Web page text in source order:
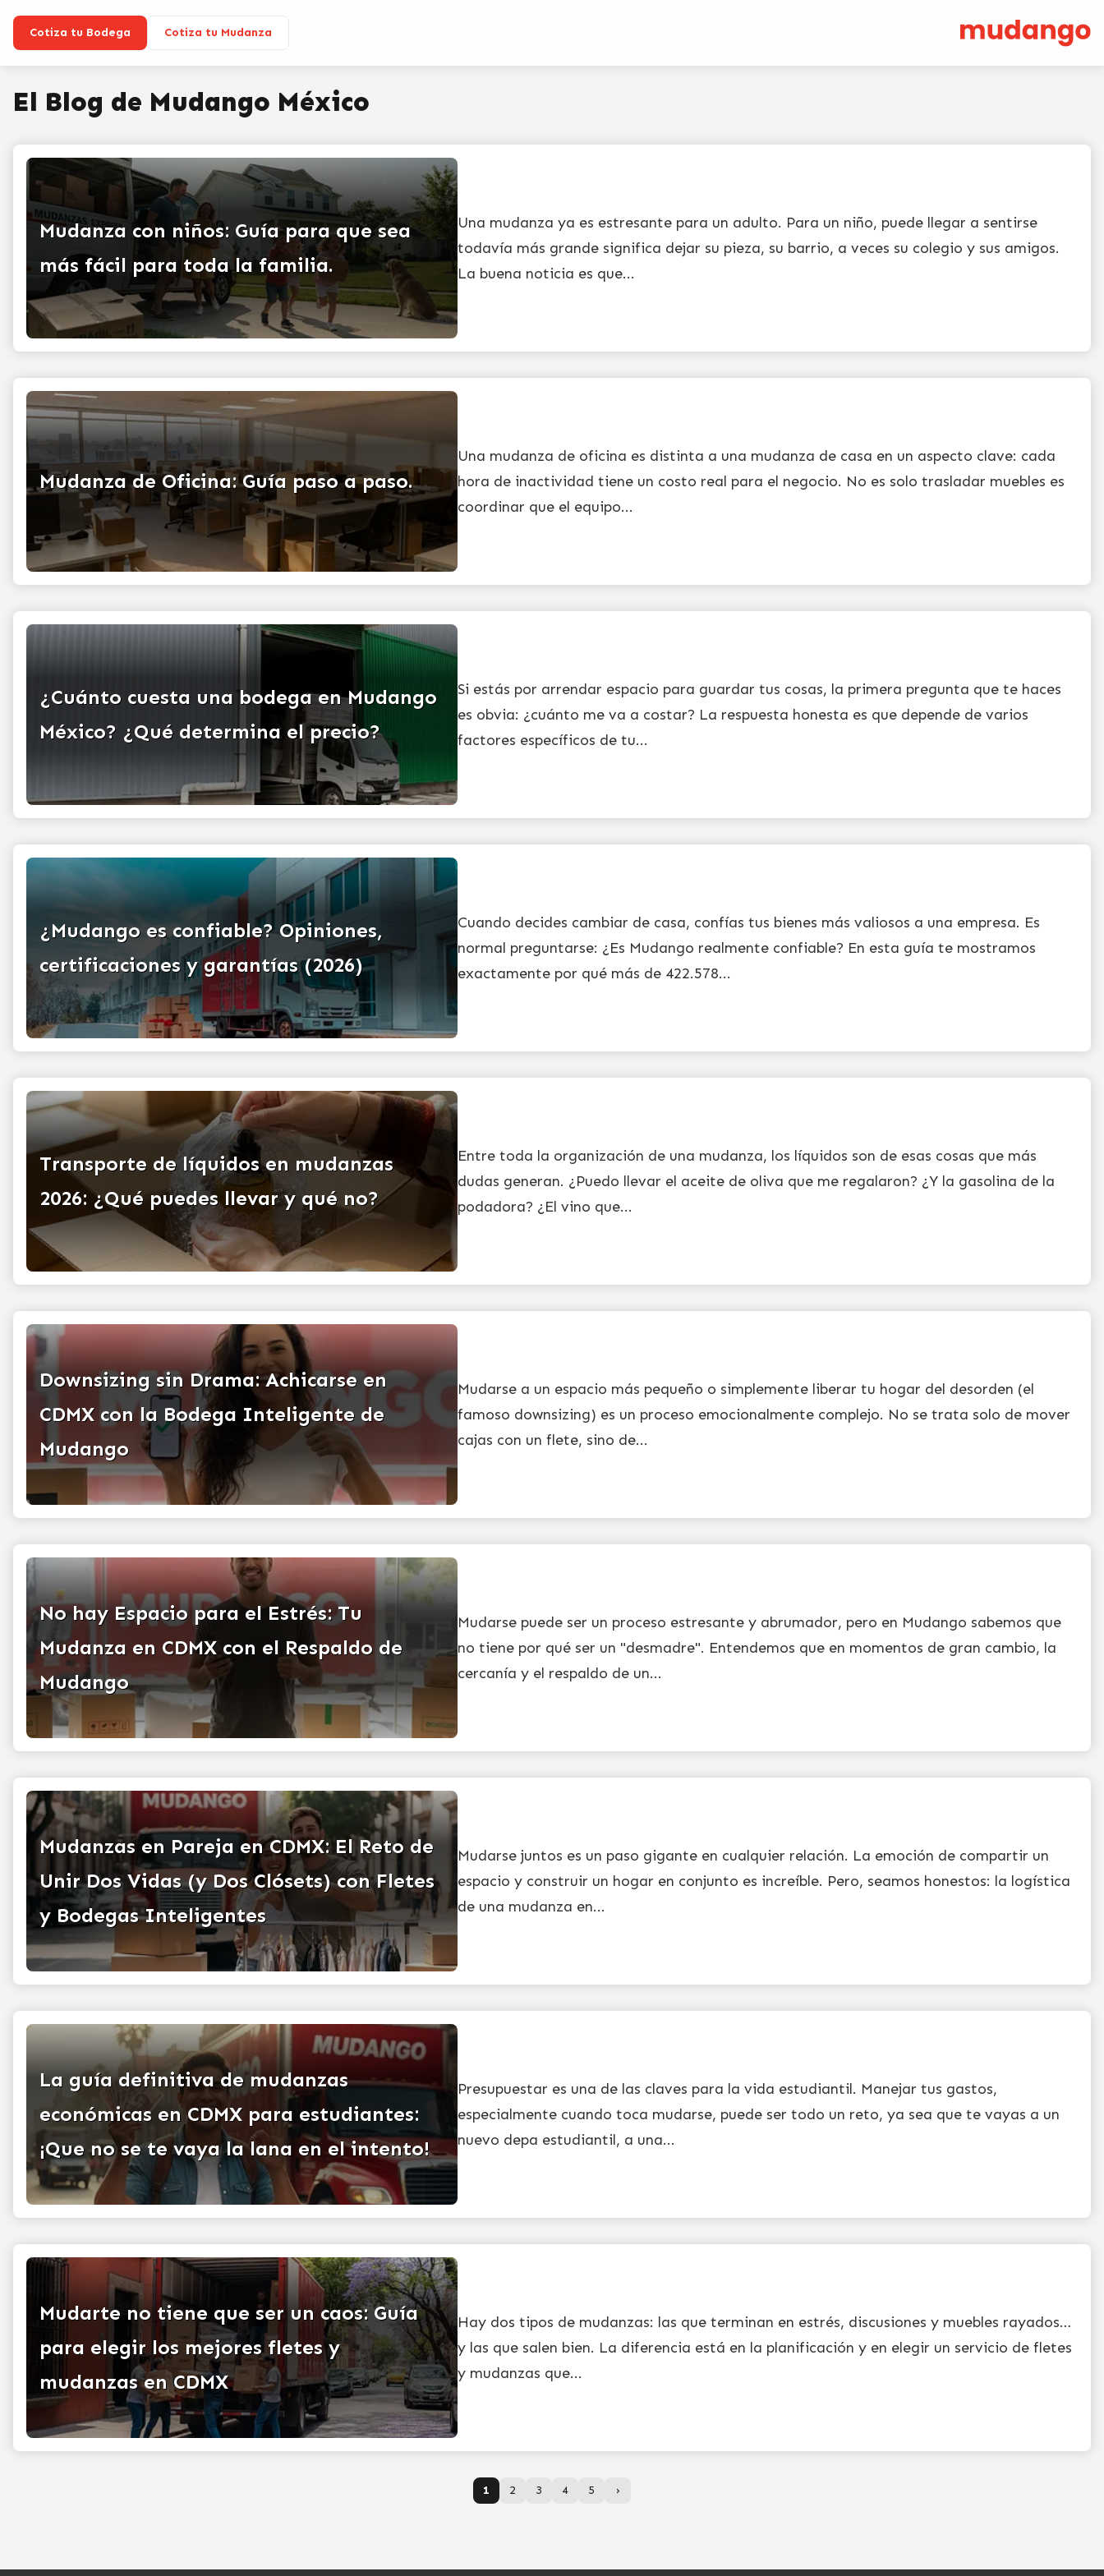
Cotiza tu Bodega Cotiza tu Mudanza
El Blog de Mudango México
Mudanza con niños: Guía para que sea
más fácil para toda la familia.
Una mudanza ya es estresante para un adulto. Para un niño, puede llegar a sentirse
todavía más grande significa dejar su pieza, su barrio, a veces su colegio y sus amigos.
La buena noticia es que...
Mudanza de Oficina: Guía paso a paso.
Una mudanza de oficina es distinta a una mudanza de casa en un aspecto clave: cada
hora de inactividad tiene un costo real para el negocio. No es solo trasladar muebles es
coordinar que el equipo...
¿Cuánto cuesta una bodega en Mudango
México? ¿Qué determina el precio?
Si estás por arrendar espacio para guardar tus cosas, la primera pregunta que te haces
es obvia: ¿cuánto me va a costar? La respuesta honesta es que depende de varios
factores específicos de tu...
¿Mudango es confiable? Opiniones,
certificaciones y garantías (2026)
Cuando decides cambiar de casa, confías tus bienes más valiosos a una empresa. Es
normal preguntarse: ¿Es Mudango realmente confiable? En esta guía te mostramos
exactamente por qué más de 422.578...
Transporte de líquidos en mudanzas
2026: ¿Qué puedes llevar y qué no?
Entre toda la organización de una mudanza, los líquidos son de esas cosas que más
dudas generan. ¿Puedo llevar el aceite de oliva que me regalaron? ¿Y la gasolina de la
podadora? ¿El vino que...
Downsizing sin Drama: Achicarse en
CDMX con la Bodega Inteligente de
Mudango
Mudarse a un espacio más pequeño o simplemente liberar tu hogar del desorden (el
famoso downsizing) es un proceso emocionalmente complejo. No se trata solo de mover
cajas con un flete, sino de...
No hay Espacio para el Estrés: Tu
Mudanza en CDMX con el Respaldo de
Mudango
Mudarse puede ser un proceso estresante y abrumador, pero en Mudango sabemos que
no tiene por qué ser un "desmadre". Entendemos que en momentos de gran cambio, la
cercanía y el respaldo de un...
Mudanzas en Pareja en CDMX: El Reto de
Unir Dos Vidas (y Dos Clósets) con Fletes
y Bodegas Inteligentes
Mudarse juntos es un paso gigante en cualquier relación. La emoción de compartir un
espacio y construir un hogar en conjunto es increíble. Pero, seamos honestos: la logística
de una mudanza en...
La guía definitiva de mudanzas
económicas en CDMX para estudiantes:
¡Que no se te vaya la lana en el intento!
Presupuestar es una de las claves para la vida estudiantil. Manejar tus gastos,
especialmente cuando toca mudarse, puede ser todo un reto, ya sea que te vayas a un
nuevo depa estudiantil, a una...
Mudarte no tiene que ser un caos: Guía
para elegir los mejores fletes y
mudanzas en CDMX
Hay dos tipos de mudanzas: las que terminan en estrés, discusiones y muebles rayados…
y las que salen bien. La diferencia está en la planificación y en elegir un servicio de fletes
y mudanzas que...
1 2 3 4 5